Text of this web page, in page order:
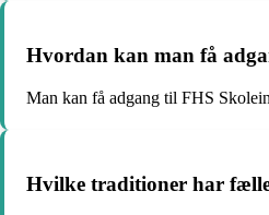
Hvordan kan man få
Man kan få adgang til FHS
Hvilke traditioner har